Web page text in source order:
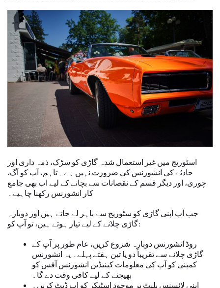
اسٹوریج میں غیر استعمال شدہ گاڑی کو سڑک، ذمہ داری اور
حادثے کی انشورنس کی ضرورت نہیں ہے۔ تاہم، آپ کو آگ،
چوری، اور دیگر قسم کے نقصانات سے بچانے کے لیے اب بھی جامع
کار انشورنس رکھنا چاہیے۔
جب آپ اپنی گاڑی کو سٹوریج سے باہر لے جاتے ہیں اور دوبارہ
گاڑی چلانے کے لیے تیار ہوتے ہیں، تو آپ کو:
روڈ انشورنس دوبارہ شروع کریں، عام طور پر آپ کے
گاڑی چلانے سے تقریباً دو یا تین ہفتے پہلے۔ یہ انشورنس
کمپنی کو آپ کی معلومات کینیڈین انشورنس آفس کو
بھیجنے کے لیے کافی وقت دے گا۔
اپنی لائسنس پلیٹ پر موجود اسٹیکر کو اپ ڈیٹ کریں۔